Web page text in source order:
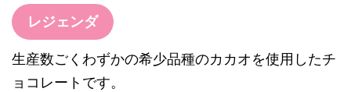
レジェンダ
生産数ごくわずかの希少品種のカカオを使用したチ
ョコレートです。